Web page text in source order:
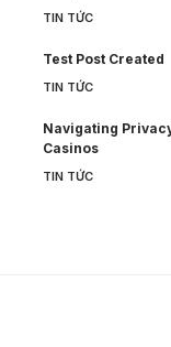
TIN TỨC
Test Post Created
TIN TỨC
Navigating
Casinos
TIN TỨC